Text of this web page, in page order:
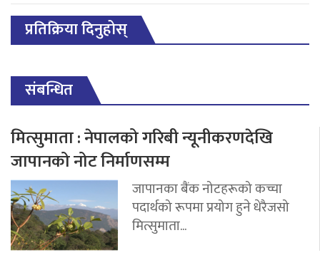
प्रतिक्रिया दिनुहोस्
संबन्धित
मित्सुमाता : नेपालको गरिबी न्यूनीकरणदेखि
जापानको नोट निर्माणसम्म
जापानका बैंक नोटहरूको कच्चा
पदार्थको रूपमा प्रयोग हुने धेरैजसो
मित्सुमाता...